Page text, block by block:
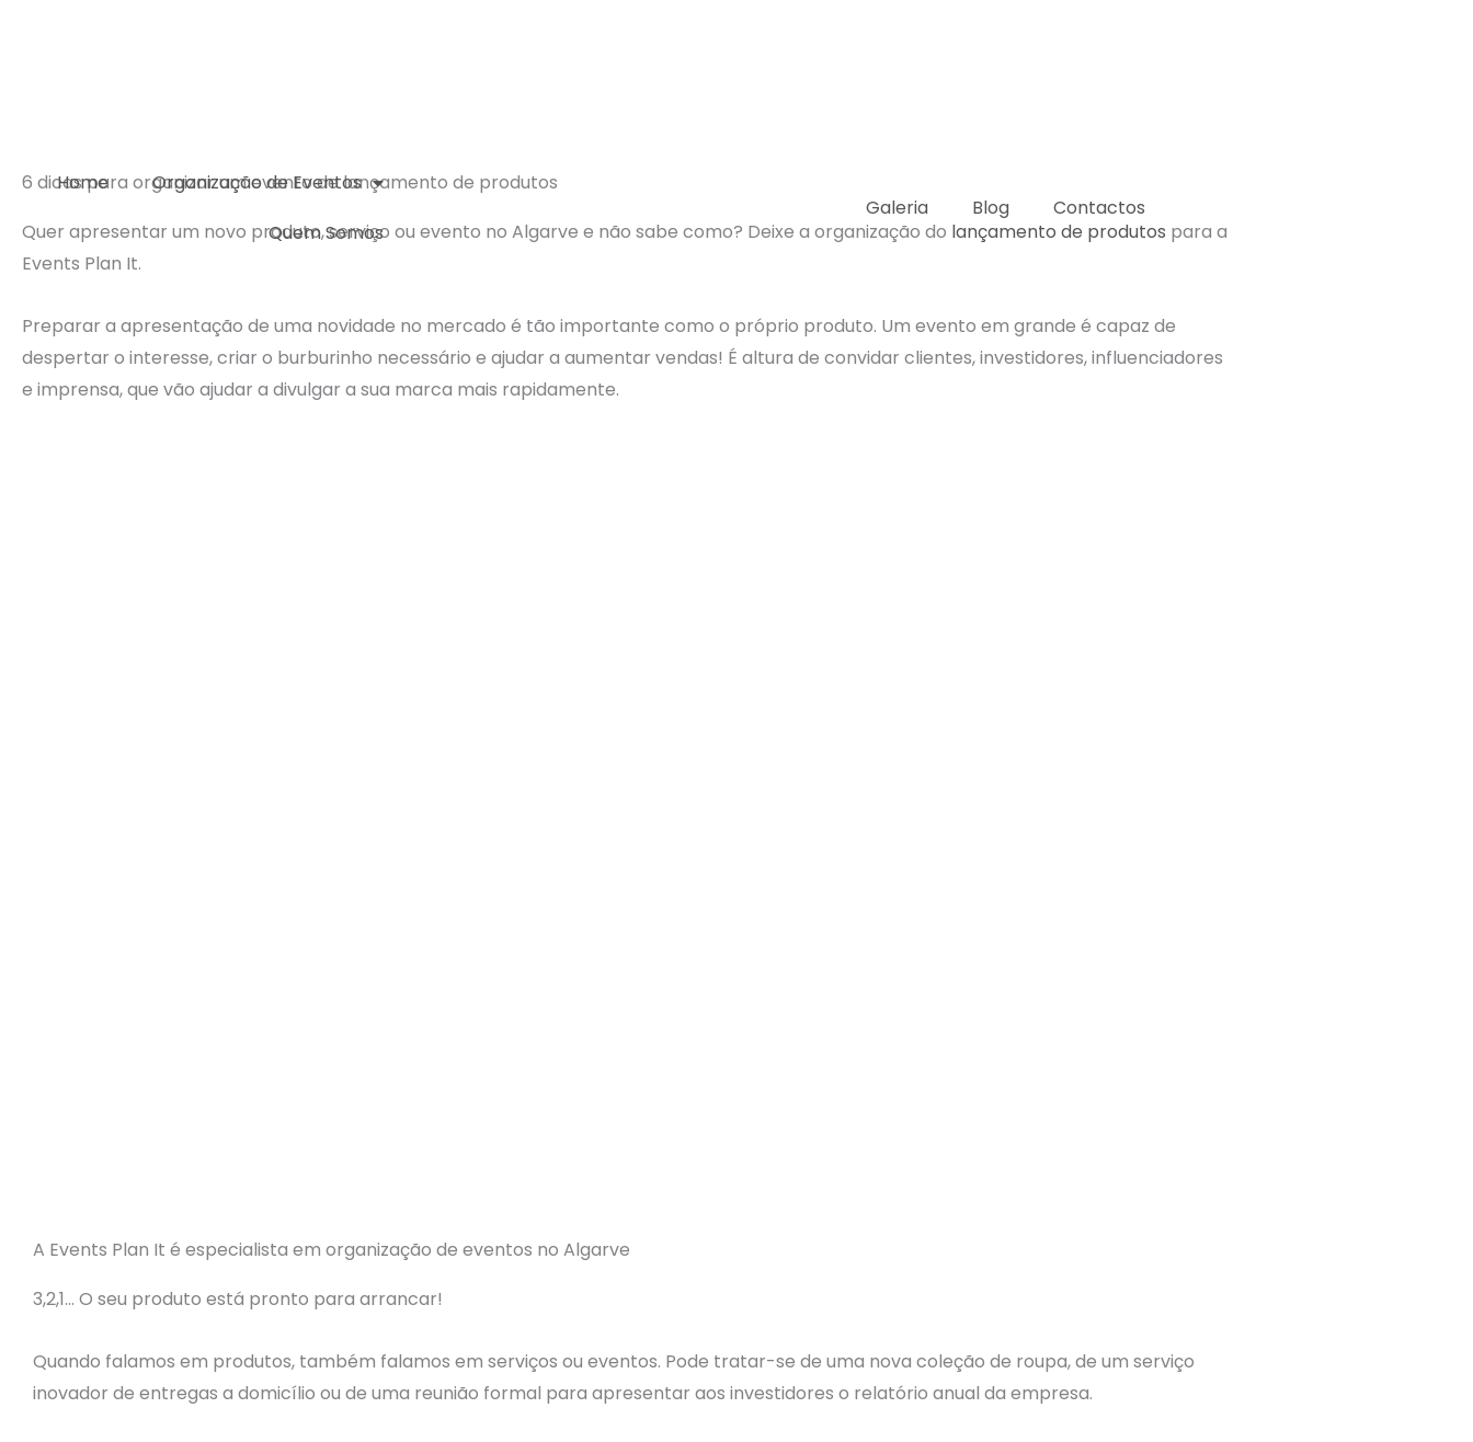
Home
Organização de Eventos
Quem Somos
Galeria Blog Contactos
6 dicas para organizar um evento de lançamento de produtos
Quer apresentar um novo produto, serviço ou evento no Algarve e não sabe como? Deixe a organização do lançamento de produtos para a
Events Plan It.
Preparar a apresentação de uma novidade no mercado é tão importante como o próprio produto. Um evento em grande é capaz de
despertar o interesse, criar o burburinho necessário e ajudar a aumentar vendas! É altura de convidar clientes, investidores, influenciadores
e imprensa, que vão ajudar a divulgar a sua marca mais rapidamente.
A Events Plan It é especialista em organização de eventos no Algarve
3,2,1… O seu produto está pronto para arrancar!
Quando falamos em produtos, também falamos em serviços ou eventos. Pode tratar-se de uma nova coleção de roupa, de um serviço
inovador de entregas a domicílio ou de uma reunião formal para apresentar aos investidores o relatório anual da empresa.